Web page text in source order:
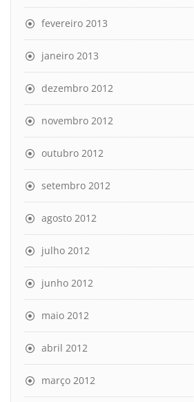
fevereiro 2013
janeiro 2013
dezembro 2012
novembro 2012
outubro 2012
setembro 2012
agosto 2012
julho 2012
junho 2012
maio 2012
abril 2012
março 2012